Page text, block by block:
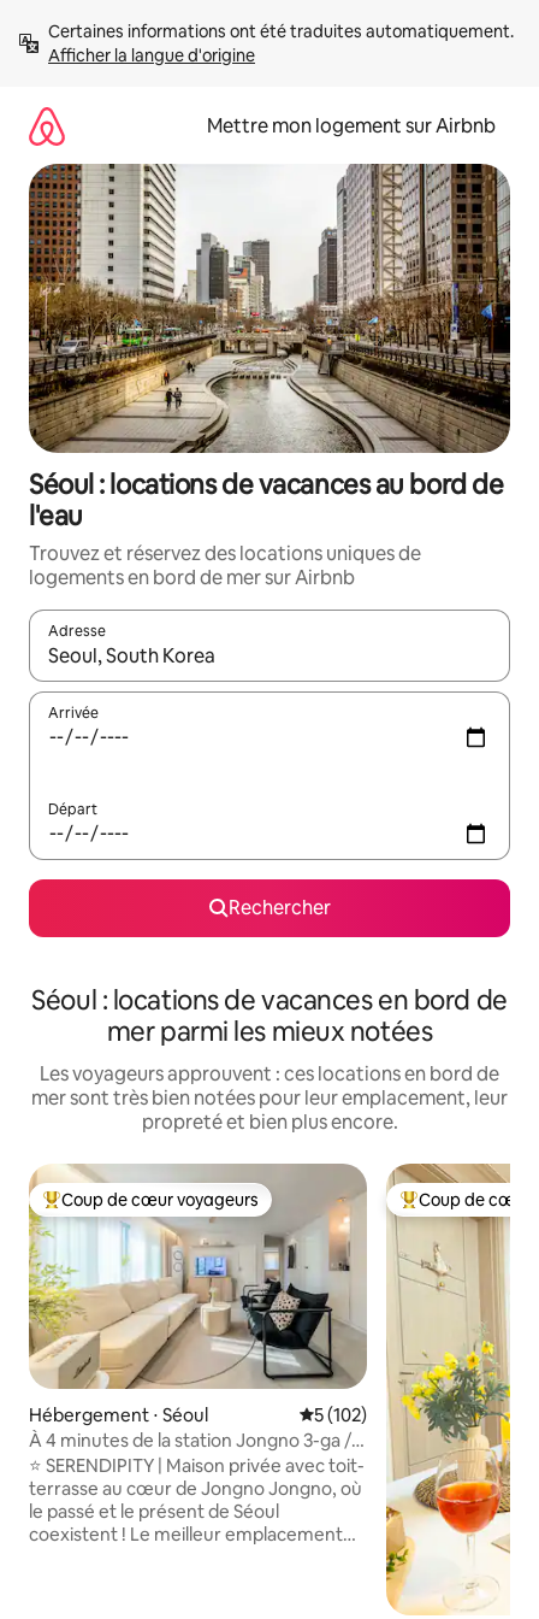
directement
Afficher la langue d'origine
Mettre mon logement sur Airbnb
Séoul : locations de vacances au bord de
l'eau
Trouvez et réservez des locations uniques de
logements en bord de mer sur Airbnb
Adresse
Lorsque les résultats s'affichent, utilisez les flèches vers le
Arrivée
Départ
Rechercher
Séoul : locations de vacances en bord de
mer parmi les mieux notées
Les voyageurs approuvent : ces locations en bord de
mer sont très bien notées pour leur emplacement, leur
propreté et bien plus encore.
Coups de cœur voyageurs les plus appréciés
Coup de cœur voyageurs
Hébergement ⋅ Séoul Évaluation moyenne sur la
5 (102)
À 4 minutes de la station Jongno 3-ga /
Note 5,0 / Plus de 100 avis / 2 salles de
bains / Penthouse indépendant /
Logement neuf / Ikseon-dong / Insa-
dong / Marché de Gwangjang /
⭐ SERENDIPITY | Maison privée avec toit-
terrasse au cœur de Jongno Jongno, où
le passé et le présent de Séoul
coexistent ! Le meilleur emplacement
Coups de cœur
Coup de cœur